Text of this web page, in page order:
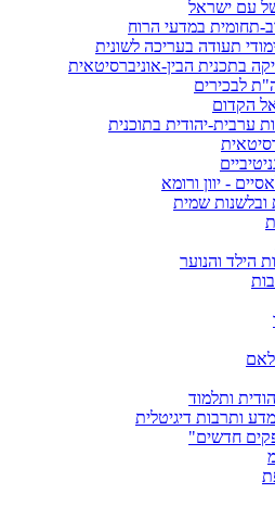
עם ישראל
תחומית במדעי הרוח
תעודה בעריכה לשונית
בתכנית הבין-אוניברסיטאית
לבכירים
הקדום
ערבית-יהודית בתוכנית
- יוון ורומא
ובלשנות שמית
הילד והנוער
ותלמוד
ותרבות דיגיטלית
חדשים"